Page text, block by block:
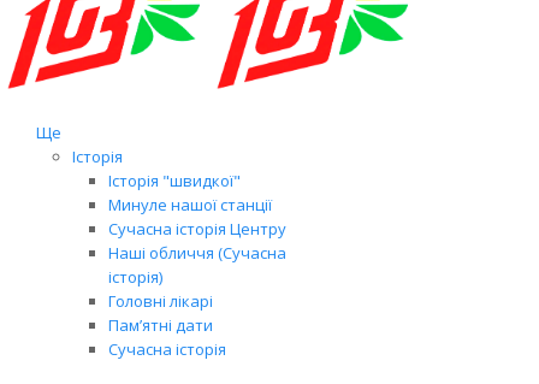
Ще
Історія
Історія "швидкої"
Минуле нашої станції
Сучасна історія Центру
Наші обличчя (Сучасна
історія)
Головні лікарі
Пам’ятні дати
Сучасна історія